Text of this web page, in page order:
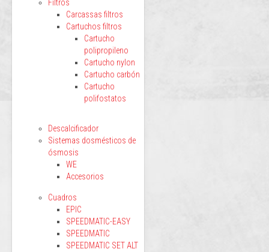
Filtros
Carcassas filtros
Cartuchos filtros
Cartucho
polipropileno
Cartucho nylon
Cartucho carbón
Cartucho
polifostatos
Descalcificador
Sistemas dosmésticos de
ósmosis
WE
Accesorios
Cuadros
EPIC
SPEEDMATIC-EASY
SPEEDMATIC
SPEEDMATIC SET ALT